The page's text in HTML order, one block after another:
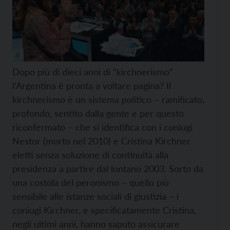
Dopo più di dieci anni di “kirchnerismo”
l’Argentina è pronta a voltare pagina? Il
kirchnerismo è un sistema politico – ramificato,
profondo, sentito dalla gente e per questo
riconfermato – che si identifica con i coniugi
Nestor (morto nel 2010) e Cristina Kirchner
eletti senza soluzione di continuità alla
presidenza a partire dal lontano 2003. Sorto da
una costola del peronismo – quello più
sensibile alle istanze sociali di giustizia – i
coniugi Kirchner, e specificatamente Cristina,
negli ultimi anni, hanno saputo assicurare